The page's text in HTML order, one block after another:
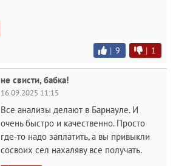
| 9 | 1
не свисти, бабка!
16.09.2025 11:15
Все анализы делают в Барнауле. И
очень быстро и качественно. Просто
где-то надо заплатить, а вы привыкли
сосвоих сел нахаляву все получать.